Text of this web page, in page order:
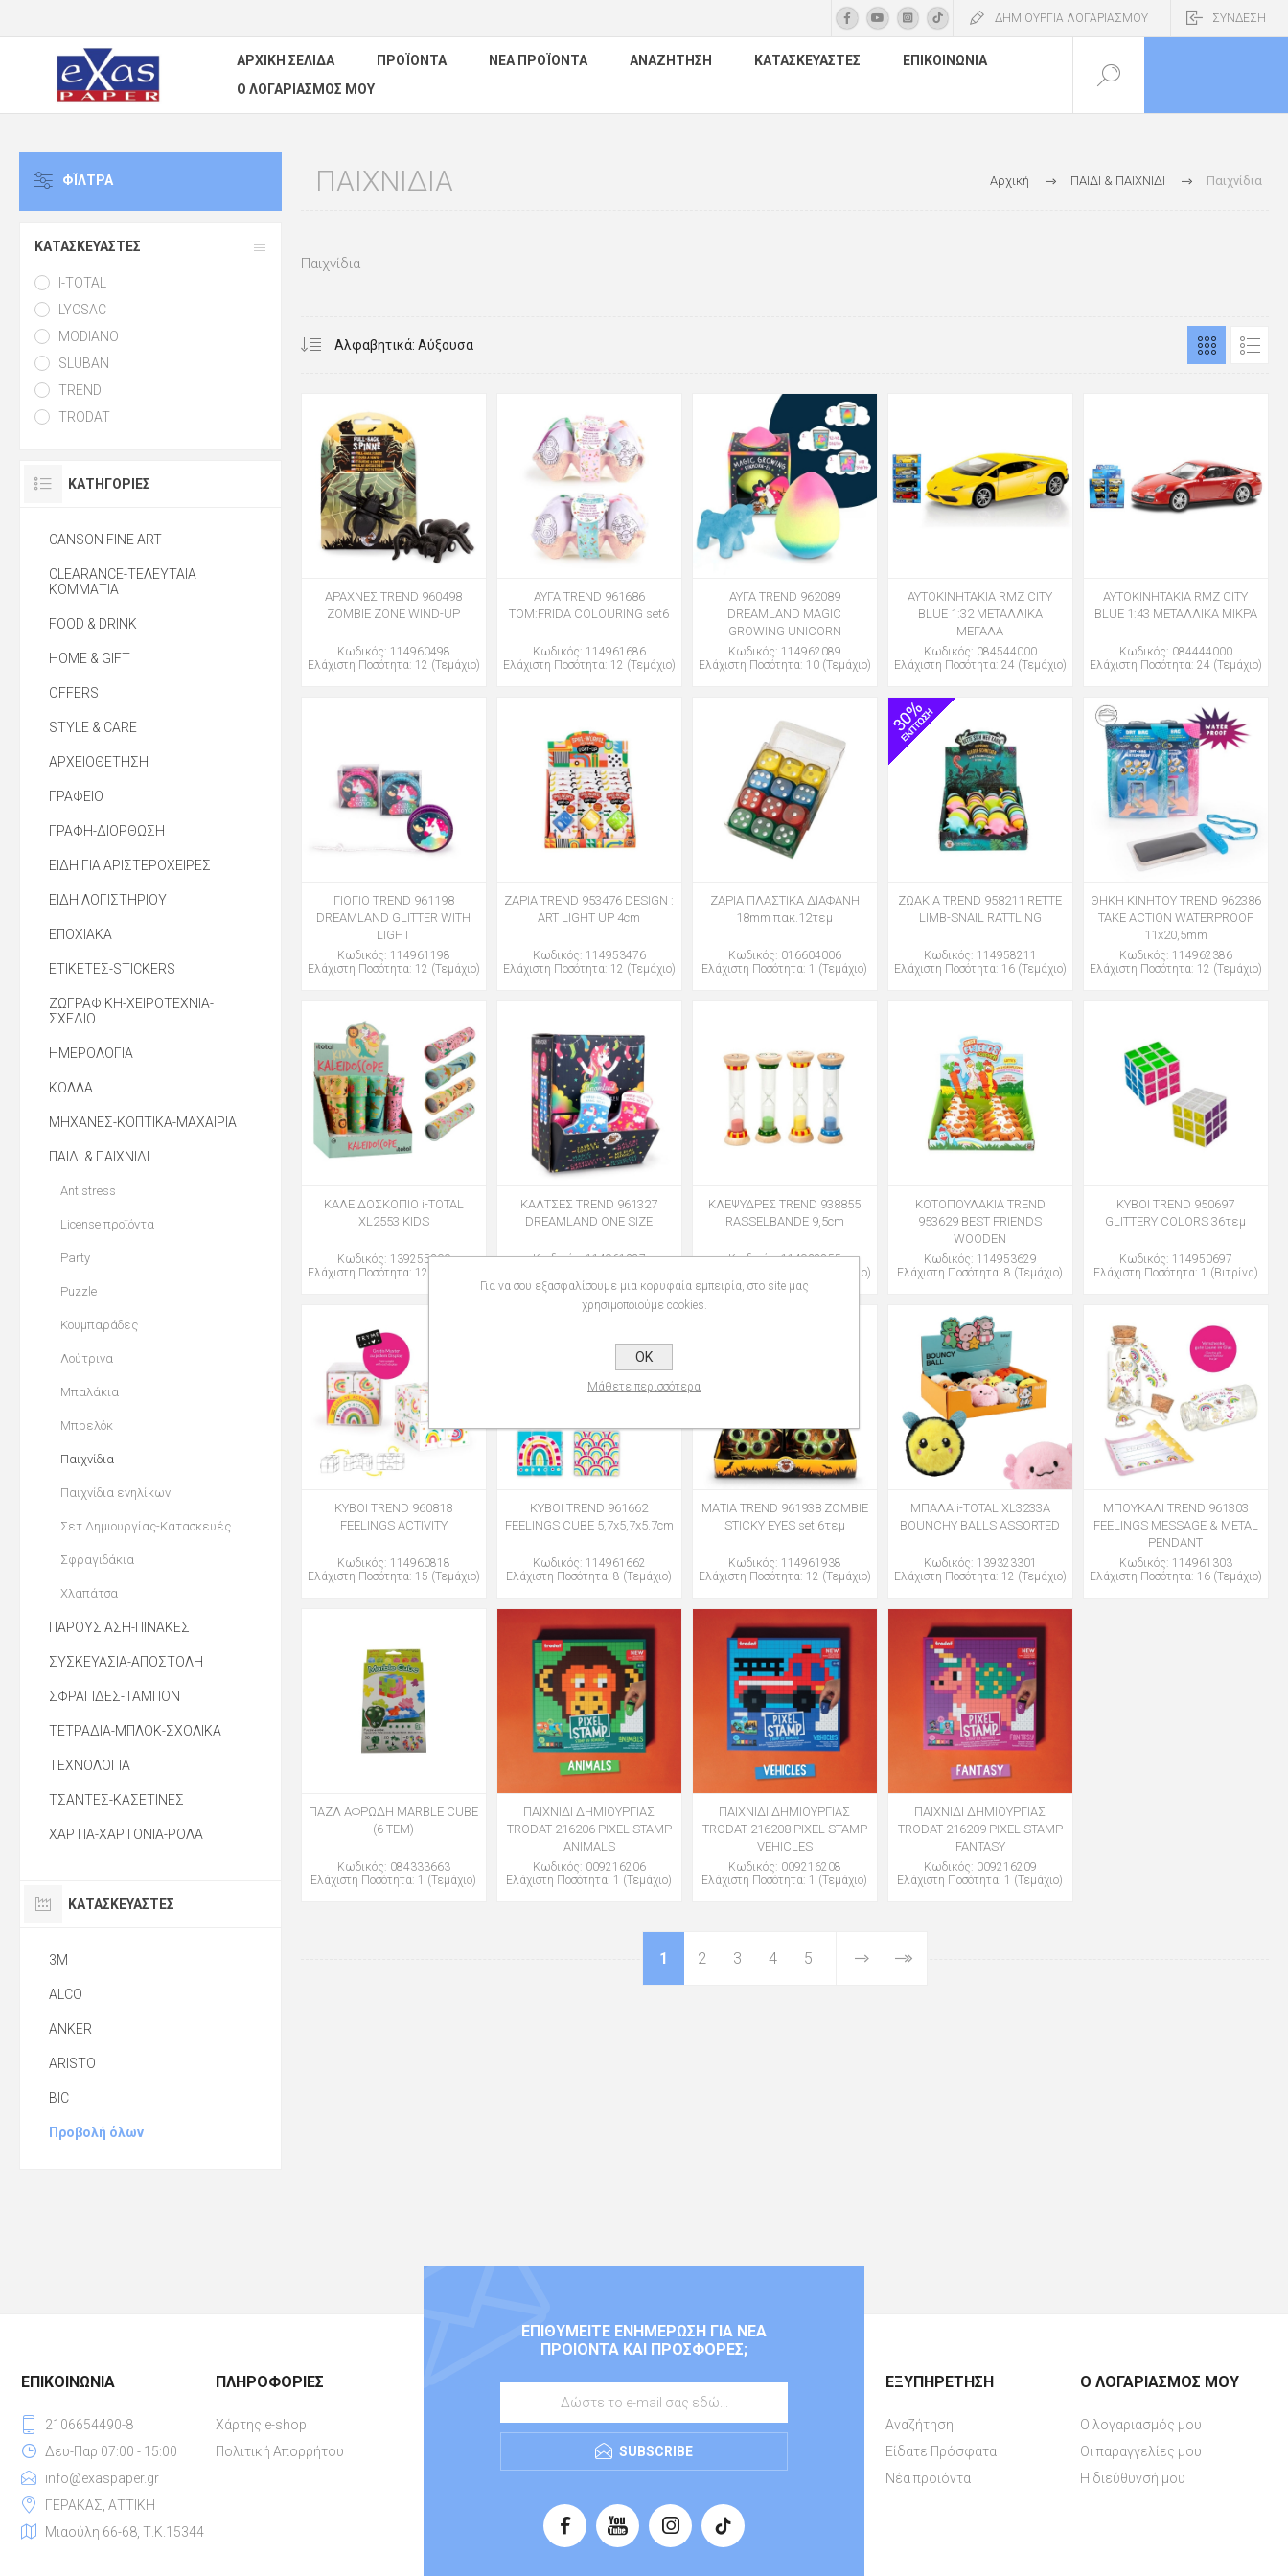
ΔΗΜΙΟΥΡΓΙΑ ΛΟΓΑΡΙΑΣΜΟΥ ΣΥΝΔΕΣΗ
ΑΡΧΙΚΉ ΣΕΛΊΔΑ ΠΡΟΪΌΝΤΑ ΝΈΑ ΠΡΟΪΌΝΤΑ ΑΝΑΖΉΤΗΣΗ ΚΑΤΑΣΚΕΥΑΣΤΈΣ
ΕΠΙΚΟΙΝΩΝΊΑ
Ο ΛΟΓΑΡΙΑΣΜΌΣ ΜΟΥ
Αρχική ΠΑΙΔΙ & ΠΑΙΧΝΙΔΙ Παιχνίδια
ΠΑΙΧΝΊΔΙΑ
Παιχνίδια
ΑΡΑΧΝΕΣ TREND 960498
ZOMBIE ZONE WIND-UP
Κωδικός: 114960498
Ελάχιστη Ποσότητα: 12 (Τεμάχιο)
ΑΥΓΑ TREND 961686
TOM:FRIDA COLOURING set6
Κωδικός: 114961686
Ελάχιστη Ποσότητα: 12 (Τεμάχιο)
ΑΥΓΑ TREND 962089
DREAMLAND MAGIC
GROWING UNICORN
Κωδικός: 114962089
Ελάχιστη Ποσότητα: 10 (Τεμάχιο)
ΑΥΤΟΚΙΝΗΤΑΚΙΑ RMZ CITY
BLUE 1:32 ΜΕΤΑΛΛΙΚΑ
ΜΕΓΑΛΑ
Κωδικός: 084544000
Ελάχιστη Ποσότητα: 24 (Τεμάχιο)
ΑΥΤΟΚΙΝΗΤΑΚΙΑ RMZ CITY
BLUE 1:43 ΜΕΤΑΛΛΙΚΑ ΜΙΚΡΑ
Κωδικός: 084444000
Ελάχιστη Ποσότητα: 24 (Τεμάχιο)
ΓΙΟΓΙΟ TREND 961198
DREAMLAND GLITTER WITH
LIGHT
Κωδικός: 114961198
Ελάχιστη Ποσότητα: 12 (Τεμάχιο)
ΖΑΡΙΑ TREND 953476 DESIGN :
ART LIGHT UP 4cm
Κωδικός: 114953476
Ελάχιστη Ποσότητα: 12 (Τεμάχιο)
ΖΑΡΙΑ ΠΛΑΣΤΙΚΑ ΔΙΑΦΑΝΗ
18mm πακ.12τεμ
Κωδικός: 016604006
Ελάχιστη Ποσότητα: 1 (Τεμάχιο)
ΖΩΑΚΙΑ TREND 958211 RETTE
LIMB-SNAIL RATTLING
Κωδικός: 114958211
Ελάχιστη Ποσότητα: 16 (Τεμάχιο)
ΘΗΚΗ ΚΙΝΗΤΟΥ TREND 962386
TAKE ACTION WATERPROOF
11x20,5mm
Κωδικός: 114962386
Ελάχιστη Ποσότητα: 12 (Τεμάχιο)
ΚΑΛΕΙΔOΣΚΟΠΙΟ i-TOTAL
XL2553 KIDS
Κωδικός: 139255300
Ελάχιστη Ποσότητα: 12 (Τεμάχιο)
ΚΑΛΤΣΕΣ TREND 961327
DREAMLAND ONE SIZE
Κωδικός: 114961327
ΚΛΕΨΥΔΡΕΣ TREND 938855
RASSELBANDE 9,5cm
Κωδικός: 114938855
Ελάχιστη Ποσότητα: 12 (Τεμάχιο)
ΚΟΤΟΠΟΥΛΑΚΙΑ TREND
953629 BEST FRIENDS
WOODEN
Κωδικός: 114953629
Ελάχιστη Ποσότητα: 8 (Τεμάχιο)
ΚΥΒΟΙ TREND 950697
GLITTERY COLORS 36τεμ
Κωδικός: 114950697
Ελάχιστη Ποσότητα: 1 (Βιτρίνα)
ΚΥΒΟΙ TREND 960818
FEELINGS ACTIVITY
Κωδικός: 114960818
Ελάχιστη Ποσότητα: 15 (Τεμάχιο)
ΚΥΒΟΙ TREND 961662
FEELINGS CUBE 5,7x5,7x5.7cm
Κωδικός: 114961662
Ελάχιστη Ποσότητα: 8 (Τεμάχιο)
ΜΑΤΙΑ TREND 961938 ZOMBIE
STICKY EYES set 6τεμ
Κωδικός: 114961938
Ελάχιστη Ποσότητα: 12 (Τεμάχιο)
ΜΠΑΛΑ i-TOTAL XL3233A
BOUNCHY BALLS ASSORTED
Κωδικός: 139323301
Ελάχιστη Ποσότητα: 12 (Τεμάχιο)
ΜΠΟΥΚΑΛΙ TREND 961303
FEELINGS MESSAGE & METAL
PENDANT
Κωδικός: 114961303
Ελάχιστη Ποσότητα: 16 (Τεμάχιο)
ΠΑΖΛ ΑΦΡΩΔΗ MARBLE CUBE
(6 TEM)
Κωδικός: 084333663
Ελάχιστη Ποσότητα: 1 (Τεμάχιο)
ΠΑΙΧΝΙΔΙ ΔΗΜΙΟΥΡΓΙΑΣ
TRODAT 216206 PIXEL STAMP
ANIMALS
Κωδικός: 009216206
Ελάχιστη Ποσότητα: 1 (Τεμάχιο)
ΠΑΙΧΝΙΔΙ ΔΗΜΙΟΥΡΓΙΑΣ
TRODAT 216208 PIXEL STAMP
VEHICLES
Κωδικός: 009216208
Ελάχιστη Ποσότητα: 1 (Τεμάχιο)
ΠΑΙΧΝΙΔΙ ΔΗΜΙΟΥΡΓΙΑΣ
TRODAT 216209 PIXEL STAMP
FANTASY
Κωδικός: 009216209
Ελάχιστη Ποσότητα: 1 (Τεμάχιο)
1 2 3 4 5
ΦΪΛΤΡΑ
ΚΑΤΑΣΚΕΥΑΣΤΈΣ
I-TOTAL
LYCSAC
MODIANO
SLUBAN
TREND
TRODAT
ΚΑΤΗΓΟΡΊΕΣ
CANSON FINE ART
CLEARANCE-ΤΕΛΕΥΤΑΙΑ
ΚΟΜΜΑΤΙΑ
FOOD & DRINK
HOME & GIFT
OFFERS
STYLE & CARE
ΑΡΧΕΙΟΘΕΤΗΣΗ
ΓΡΑΦΕΙΟ
ΓΡΑΦΗ-ΔΙΟΡΘΩΣΗ
ΕΙΔΗ ΓΙΑ ΑΡΙΣΤΕΡΟΧΕΙΡΕΣ
ΕΙΔΗ ΛΟΓΙΣΤΗΡΙΟΥ
ΕΠΟΧΙΑΚΑ
ΕΤΙΚΕΤΕΣ-STICKERS
ΖΩΓΡΑΦΙΚΗ-ΧΕΙΡΟΤΕΧΝΙΑ-
ΣΧΕΔΙΟ
ΗΜΕΡΟΛΟΓΙΑ
ΚΟΛΛΑ
ΜΗΧΑΝΕΣ-ΚΟΠΤΙΚΑ-ΜΑΧΑΙΡΙΑ
ΠΑΙΔΙ & ΠΑΙΧΝΙΔΙ
Antistress
License προϊόντα
Party
Puzzle
Κουμπαράδες
Λούτρινα
Μπαλάκια
Μπρελόκ
Παιχνίδια
Παιχνίδια ενηλίκων
Σετ Δημιουργίας-Κατασκευές
Σφραγιδάκια
Χλαπάτσα
ΠΑΡΟΥΣΙΑΣΗ-ΠΙΝΑΚΕΣ
ΣΥΣΚΕΥΑΣΙΑ-ΑΠΟΣΤΟΛΗ
ΣΦΡΑΓΙΔΕΣ-ΤΑΜΠΟΝ
ΤΕΤΡΑΔΙΑ-ΜΠΛΟΚ-ΣΧΟΛΙΚΑ
ΤΕΧΝΟΛΟΓΙΑ
ΤΣΑΝΤΕΣ-ΚΑΣΕΤΙΝΕΣ
ΧΑΡΤΙΑ-ΧΑΡΤΟΝΙΑ-ΡΟΛΑ
ΚΑΤΑΣΚΕΥΑΣΤΈΣ
3M
ALCO
ANKER
ARISTO
BIC
Προβολή όλων
ΕΠΙΘΥΜΕΊΤΕ ΕΝΗΜΈΡΩΣΗ ΓΙΑ ΝΈΑ
ΠΡΟΙΌΝΤΑ ΚΑΙ ΠΡΟΣΦΟΡΈΣ;
SUBSCRIBE
ΕΠΙΚΟΙΝΩΝΊΑ
2106654490-8
Δευ-Παρ 07:00 - 15:00
info@exaspaper.gr
ΓΕΡΑΚΑΣ, ΑΤΤΙΚΗ
Μιαούλη 66-68, Τ.Κ.15344
ΠΛΗΡΟΦΟΡΊΕΣ
Χάρτης e-shop
Πολιτική Απορρήτου
ΕΞΥΠΗΡΈΤΗΣΗ
Αναζήτηση
Είδατε Πρόσφατα
Νέα προϊόντα
Ο ΛΟΓΑΡΙΑΣΜΌΣ ΜΟΥ
Ο λογαριασμός μου
Οι παραγγελίες μου
Η διεύθυνσή μου
Για να σου εξασφαλίσουμε μια κορυφαία εμπειρία, στο site μας
χρησιμοποιούμε cookies.
OK
Μάθετε περισσότερα